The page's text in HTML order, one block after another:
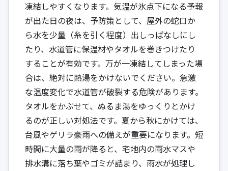
凍結しやすくなります。気温が氷点下になる予報
が出た日の夜は、予防策として、屋外の蛇口か
ら水を少量（糸を引く程度）出しっぱなしにし
たり、水道管に保温材やタオルを巻きつけたり
することが有効です。万が一凍結してしまった場
合は、絶対に熱湯をかけないでください。急激
な温度変化で水道管が破裂する危険があります。
タオルをかぶせて、ぬるま湯をゆっくりとかけ
るのが正しい対処法です。夏から秋にかけては、
台風やゲリラ豪雨への備えが重要になります。短
時間に大量の雨が降ると、宅地内の雨水マスや
排水溝に落ち葉やゴミが詰まり、雨水が処理し